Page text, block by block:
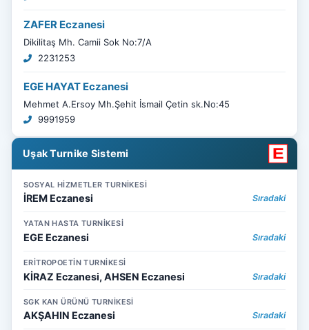
ZAFER Eczanesi
Dikilitaş Mh. Camii Sok No:7/A
2231253
EGE HAYAT Eczanesi
Mehmet A.Ersoy Mh.Şehit İsmail Çetin sk.No:45
9991959
Uşak Turnike Sistemi
SOSYAL HİZMETLER TURNİKESİ
İREM Eczanesi Sıradaki
YATAN HASTA TURNİKESİ
EGE Eczanesi Sıradaki
ERİTROPOETİN TURNİKESİ
KİRAZ Eczanesi, AHSEN Eczanesi Sıradaki
SGK KAN ÜRÜNÜ TURNİKESİ
AKŞAHIN Eczanesi Sıradaki